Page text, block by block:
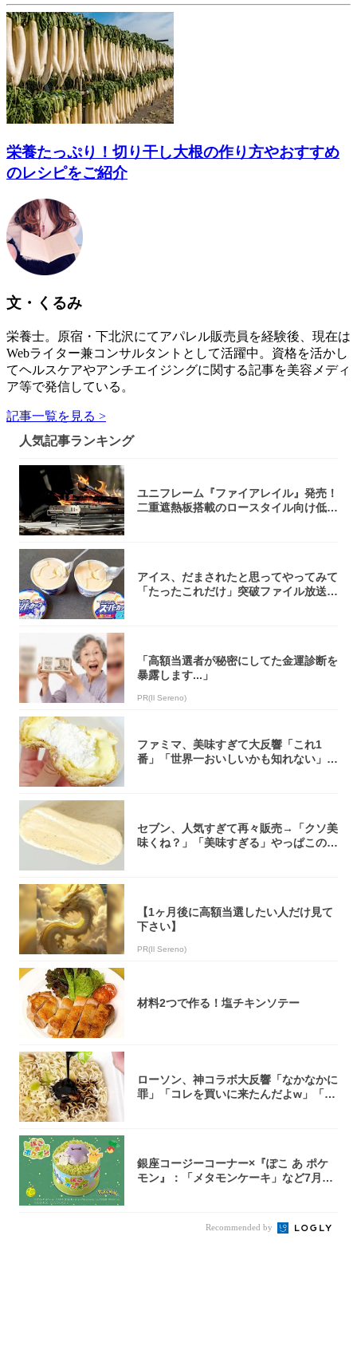
栄養たっぷり！切り干し大根の作り方やおすすめ
のレシピをご紹介
文・くるみ
栄養士。原宿・下北沢にてアパレル販売員を経験後、現在は
Webライター兼コンサルタントとして活躍中。資格を活かし
てヘルスケアやアンチエイジングに関する記事を美容メディ
ア等で発信している。
記事一覧を見る >
人気記事ランキング
ユニフレーム『ファイアレイル』発売！
二重遮熱板搭載のロースタイル向け低型
アイス、だまされたと思ってやってみて
「たったこれだけ」突破ファイル放送で
「高額当選者が秘密にしてた金運診断を
暴露します...」
PR(Il Sereno)
ファミマ、美味すぎて大反響「これ1
番」「世界一おいしいかも知れない」
セブン、人気すぎて再々販売→「クソ美
味くね？」「美味すぎる」やっぱこのク
【1ヶ月後に高額当選したい人だけ見て
下さい】
PR(Il Sereno)
材料2つで作る！塩チキンソテー
ローソン、神コラボ大反響「なかなかに
罪」「コレを買いに来たんだよw」「３
銀座コージーコーナー×『ぽこ あ ポケ
モン』：「メタモンケーキ」など7月31
Recommended by